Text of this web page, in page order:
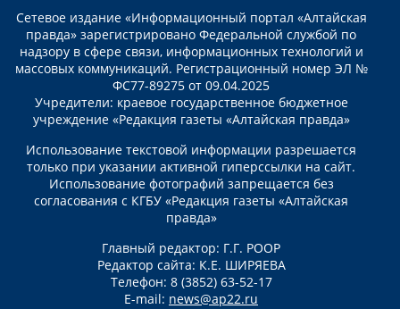
Сетевое издание «Информационный портал «Алтайская
правда» зарегистрировано Федеральной службой по
надзору в сфере связи, информационных технологий и
массовых коммуникаций. Регистрационный номер ЭЛ №
ФС77-89275 от 09.04.2025
Учредители: краевое государственное бюджетное
учреждение «Редакция газеты «Алтайская правда»
Использование текстовой информации разрешается
только при указании активной гиперссылки на сайт.
Использование фотографий запрещается без
согласования с КГБУ «Редакция газеты «Алтайская
правда»
Главный редактор: Г.Г. РООР
Редактор сайта: К.Е. ШИРЯЕВА
Телефон: 8 (3852) 63-52-17
E-mail: news@ap22.ru